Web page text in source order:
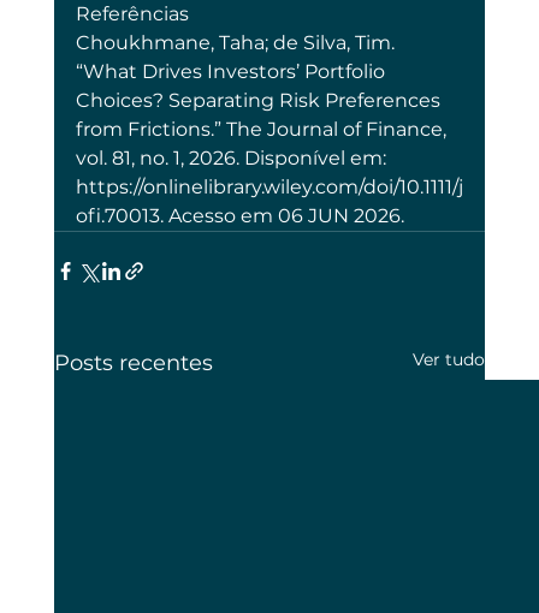
Referências
Choukhmane, Taha; de Silva, Tim.
“What Drives Investors’ Portfolio
Choices? Separating Risk Preferences
from Frictions.” The Journal of Finance,
vol. 81, no. 1, 2026. Disponível em:
https://onlinelibrary.wiley.com/doi/10.1111/j
ofi.70013. Acesso em 06 JUN 2026.
Posts recentes Ver tudo